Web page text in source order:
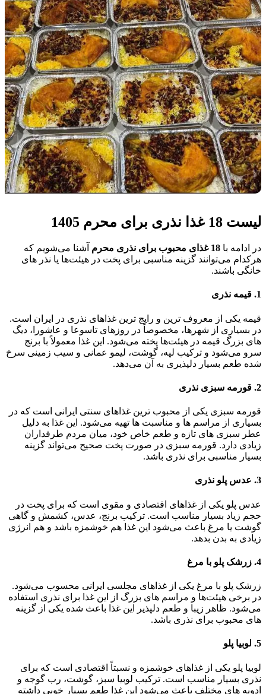
لیست 18 غذا نذری برای محرم 1405
در ادامه با 18 غذای محبوب برای نذری محرم
آشنا می‌شویم که
هرکدام می‌توانند گزینه مناسبی برای پخت در هیئت‌ها یا نذر های
خانگی باشند.
1. قیمه نذری
قیمه یکی از معروف‌ ترین و رایج‌ ترین غذاهای نذری در ایران است.
در بسیاری از شهرها، مخصوصاً در روزهای تاسوعا و عاشورا، دیگ‌
های بزرگ قیمه در هیئت‌ها پخته می‌شود. این غذا معمولاً با برنج
سرو می‌شود و ترکیب لپه، گوشت، لیمو عمانی و سیب‌ زمینی سرخ
شده طعم بسیار دلپذیری به آن می‌دهد.
2. قورمه سبزی نذری
قورمه سبزی یکی از محبوب‌ ترین غذاهای سنتی ایرانی است که در
بسیاری از مراسم‌ ها و مناسبت‌ ها تهیه می‌شود. این غذا به دلیل
عطر سبزی‌ های تازه و طعم خاص خود، میان مردم طرفداران
زیادی دارد. قورمه سبزی در صورت پخت صحیح می‌تواند گزینه
بسیار مناسبی برای نذری باشد.
3. عدس پلو نذری
عدس پلو یکی از غذاهای اقتصادی و مقوی است که برای پخت در
حجم زیاد بسیار مناسب است. ترکیب برنج، عدس، کشمش و گاهی
گوشت یا مرغ باعث می‌شود این غذا هم خوشمزه باشد و هم انرژی
زیادی به بدن بدهد.
4. زرشک پلو با مرغ
زرشک پلو با مرغ یکی از غذاهای مجلسی ایرانی محسوب می‌شود.
در برخی هیئت‌ها و مراسم‌ های بزرگ از این غذا برای نذری استفاده
می‌شود. ظاهر زیبا و طعم دلپذیر این غذا باعث شده یکی از گزینه‌
های محبوب برای نذری باشد.
5. لوبیا پلو
لوبیا پلو یکی از غذاهای خوشمزه و نسبتاً اقتصادی است که برای
نذری بسیار مناسب است. ترکیب لوبیا سبز، گوشت، رب گوجه و
ادویه‌ های مختلف باعث می‌شود این غذا طعم بسیار خوبی داشته